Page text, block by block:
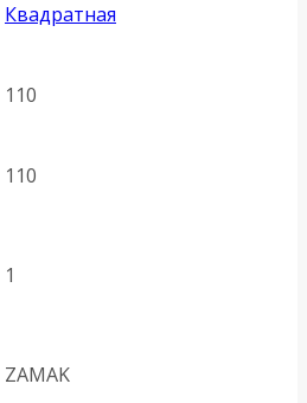
Квадратная
110
110
1
ZAMAK